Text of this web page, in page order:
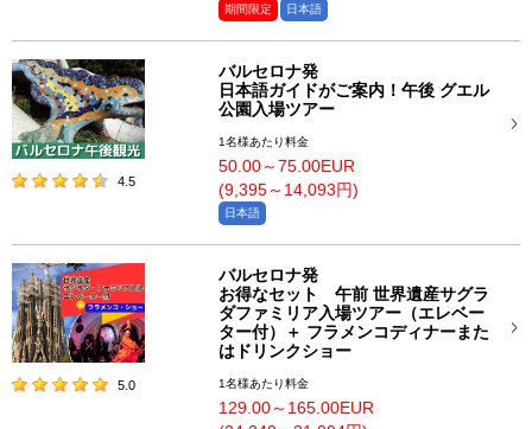
期間限定 日本語
4.5
バルセロナ発
日本語ガイドがご案内！午後 グエル
公園入場ツアー
1名様あたり料金
50.00～75.00EUR
(9,395～14,093円)
日本語
5.0
バルセロナ発
お得なセット 午前 世界遺産サグラ
ダファミリア入場ツアー（エレベー
ター付）＋ フラメンコディナーまた
はドリンクショー
1名様あたり料金
129.00～165.00EUR